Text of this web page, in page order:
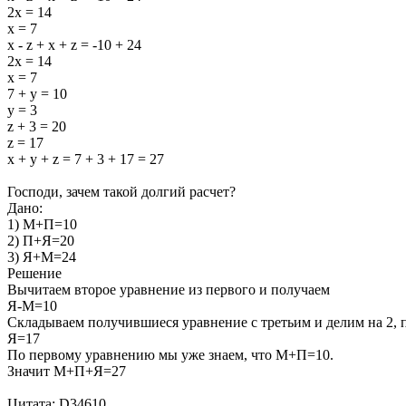
2x = 14
x = 7
x - z + x + z = -10 + 24
2x = 14
x = 7
7 + y = 10
y = 3
z + 3 = 20
z = 17
x + y + z = 7 + 3 + 17 = 27
Господи, зачем такой долгий расчет?
Дано:
1) М+П=10
2) П+Я=20
3) Я+М=24
Решение
Вычитаем второе уравнение из первого и получаем
Я-М=10
Складываем получившиеся уравнение с третьим и делим на 2,
Я=17
По первому уравнению мы уже знаем, что М+П=10.
Значит М+П+Я=27